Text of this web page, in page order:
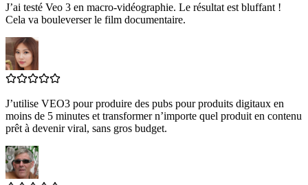
J’ai testé Veo 3 en macro‑vidéographie. Le résultat est bluffant !
Cela va bouleverser le film documentaire.
J’utilise VEO3 pour produire des pubs pour produits digitaux en
moins de 5 minutes et transformer n’importe quel produit en contenu
prêt à devenir viral, sans gros budget.